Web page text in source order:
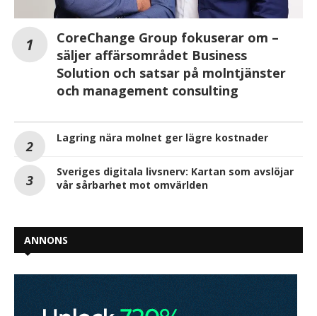
CoreChange Group fokuserar om –
säljer affärsområdet Business
Solution och satsar på molntjänster
och management consulting
Lagring nära molnet ger lägre kostnader
Sveriges digitala livsnerv: Kartan som avslöjar
vår sårbarhet mot omvärlden
ANNONS